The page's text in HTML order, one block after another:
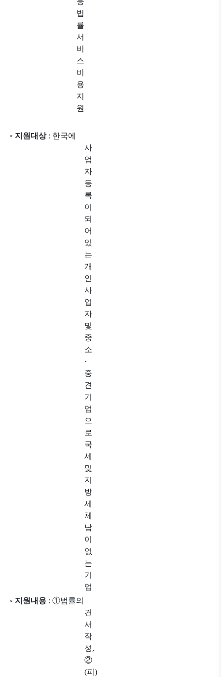
법
률
서
비
스
비
용
지
원
◦ 지원대상 : 한국에
사
업
자
등
록
이
되
어
있
는
개
인
사
업
자
및
중
소
·
중
견
기
업
으
로
국
세
및
지
방
세
체
납
이
없
는
기
업
◦ 지원내용 : ①법률의
견
서
작
성,
②
(피)